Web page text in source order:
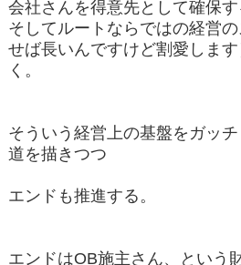
会社さんを得意先として確保す
そしてルートならではの経営
せば長いんですけど割愛しま
く。
そういう経営上の基盤をガッ
道を描きつつ
エンドも推進する。
エンドはOB施主さん、という